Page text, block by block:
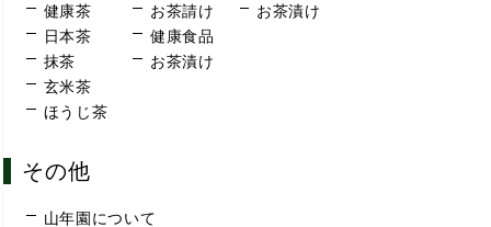
健康茶
日本茶
抹茶
玄米茶
ほうじ茶
お茶請け
健康食品
お茶漬け
お茶漬け
その他
山年園について